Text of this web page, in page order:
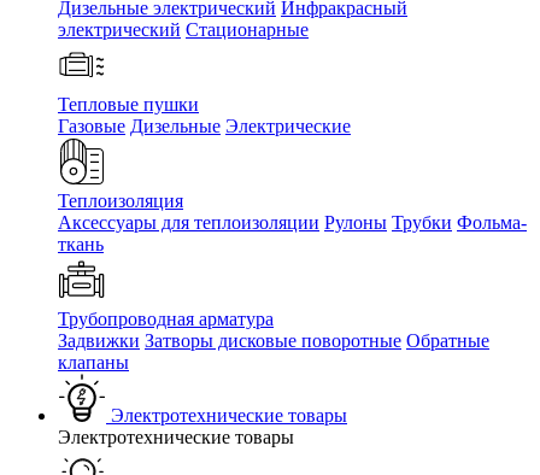
Дизельные электрический Инфракрасный
электрический Стационарные
Тепловые пушки
Газовые Дизельные Электрические
Теплоизоляция
Аксессуары для теплоизоляции Рулоны Трубки Фольма-
ткань
Трубопроводная арматура
Задвижки Затворы дисковые поворотные Обратные
клапаны
Электротехнические товары
Электротехнические товары